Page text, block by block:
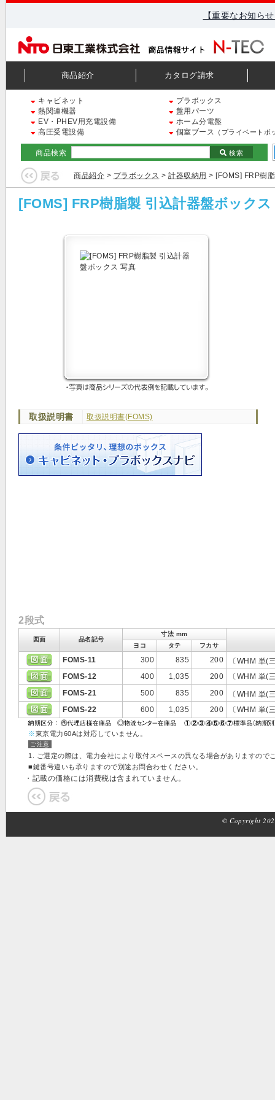
【重要なお知ら
商品紹介 カタログ請求
キャビネット
プラボックス
熱関連機器
盤用パーツ
EV・PHEV用充電設備
ホーム分電盤
高圧受電設備
個室ブース （プライベートボ
商品検索 検索
商品紹介 > プラボックス > 計器収納用 > [FOMS] FRP樹
[FOMS] FRP樹脂製 引込計器盤ボックス
取扱説明書 取扱説明書(FOMS)
2段式
図面 品名記号
寸法 mm
ヨコ
タテ フカサ
FOMS-11 300 835 200
〔WHM 単(
FOMS-12
400 1,035 200
〔WHM 単(
FOMS-21
500 835 200
〔WHM 単(
FOMS-22
600 1,035 200 〔WHM 単(
※東京電力60Aは対応していません。
ご注意
1. ご選定の際は、電力会社により取付スペースの異なる場合がありますので
■鍵番号違いも承りますので別途お問合わせください。
・記載の価格には消費税は含まれていません。
© Copyright